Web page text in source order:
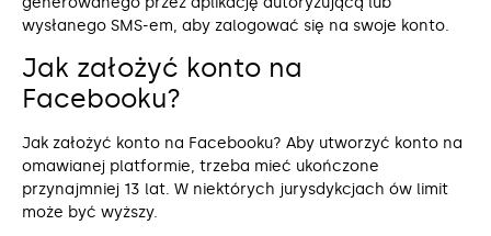
wysłanego SMS-em, aby zalogować się na swoje konto.
Jak założyć konto na
Facebooku?
Jak założyć konto na Facebooku? Aby utworzyć konto na
omawianej platformie, trzeba mieć ukończone
przynajmniej 13 lat. W niektórych jurysdykcjach ów limit
może być wyższy.